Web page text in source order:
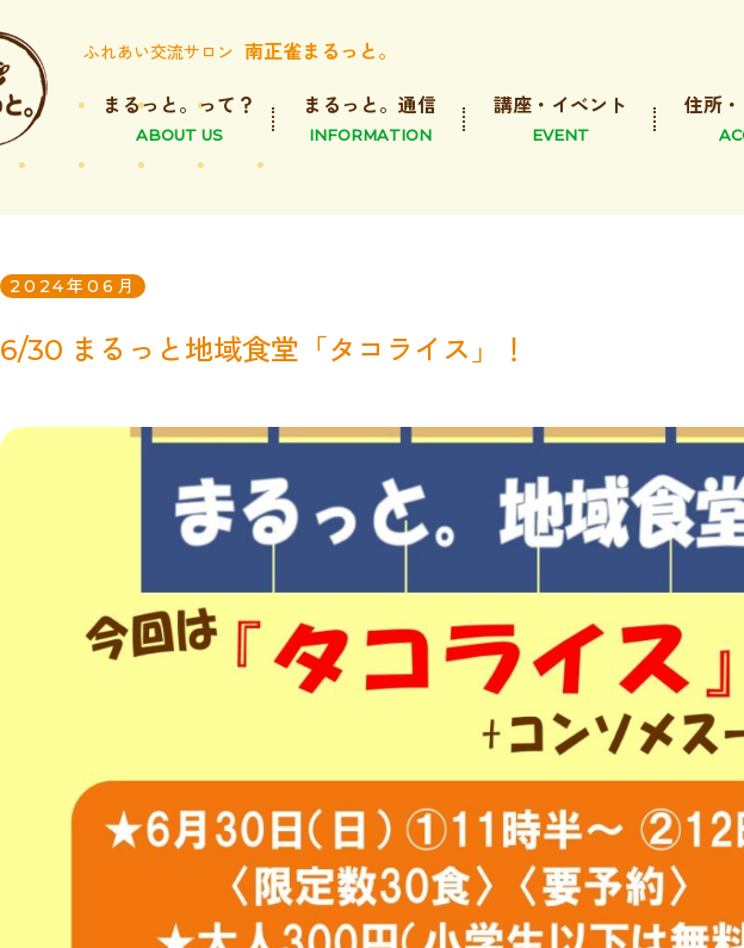
ふれあい交流サロン 南正雀まるっと。
まるっと。って？
ABOUT US
まるっと。通信
INFORMATION
講座・イベント
EVENT
住所
2024年06月
6/30 まるっと地域食堂「タコライス」！